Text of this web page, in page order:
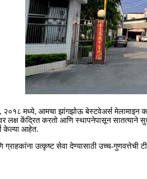
२०१८ मध्ये, आमचा झांगझोऊ बेस्टवेअर्स मेलामाइन
लक्ष केंद्रित करतो आणि स्थापनेपासून
केल्या आहेत.
ग्राहकांना उत्कृष्ट सेवा देण्यासाठी उच्च-